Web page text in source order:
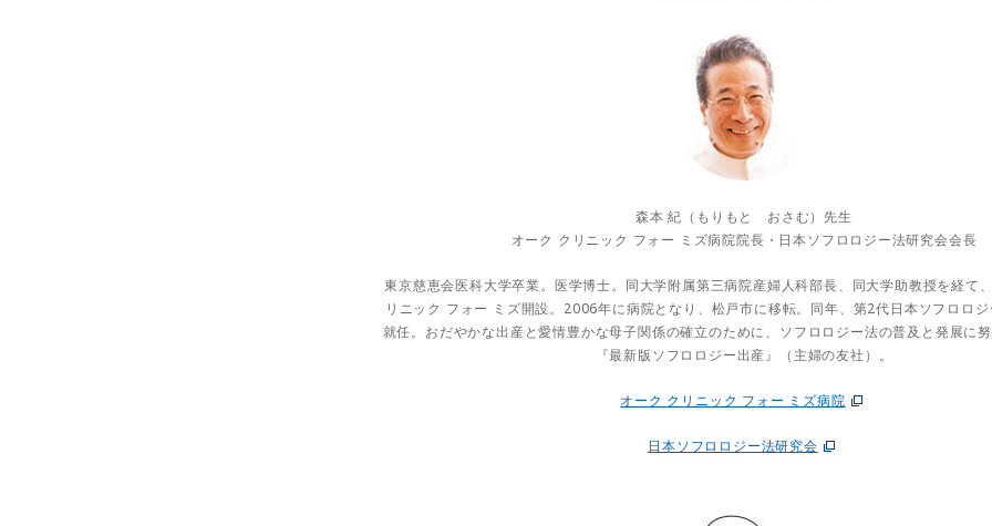
森本 紀（もりもと おさむ）先生
オーク クリニック フォー ミズ病院院長・日本ソフロロジー法研究会会長
東京慈恵会医科大学卒業。医学博士。同大学附属第三病院産婦人科部長、同大学助教授を経て
リニック フォー ミズ開設。2006年に病院となり、松戸市に移転。同年、第2代日本ソフロロ
就任。おだやかな出産と愛情豊かな母子関係の確立のために、ソフロロジー法の普及と発展に
『最新版ソフロロジー出産』（主婦の友社）。
オーク クリニック フォー ミズ病院
日本ソフロロジー法研究会